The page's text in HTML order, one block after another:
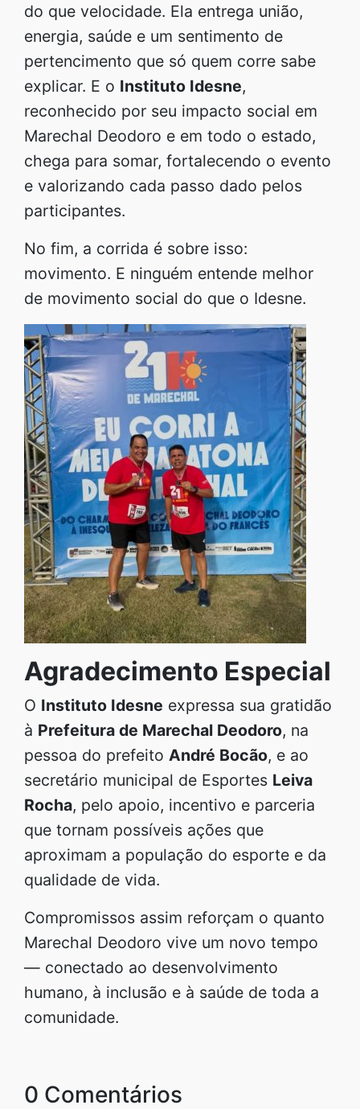
do que velocidade. Ela entrega união,
energia, saúde e um sentimento de
pertencimento que só quem corre sabe
explicar. E o Instituto Idesne,
reconhecido por seu impacto social em
Marechal Deodoro e em todo o estado,
chega para somar, fortalecendo o evento
e valorizando cada passo dado pelos
participantes.
No fim, a corrida é sobre isso:
movimento. E ninguém entende melhor
de movimento social do que o Idesne.
Agradecimento Especial
O Instituto Idesne expressa sua gratidão
à Prefeitura de Marechal Deodoro, na
pessoa do prefeito André Bocão, e ao
secretário municipal de Esportes Leiva
Rocha, pelo apoio, incentivo e parceria
que tornam possíveis ações que
aproximam a população do esporte e da
qualidade de vida.
Compromissos assim reforçam o quanto
Marechal Deodoro vive um novo tempo
— conectado ao desenvolvimento
humano, à inclusão e à saúde de toda a
comunidade.
0 Comentários